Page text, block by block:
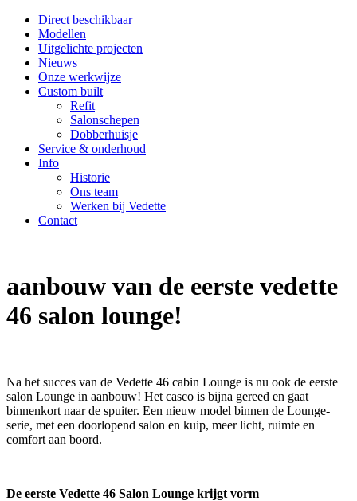
Direct beschikbaar
Modellen
Uitgelichte projecten
Nieuws
Onze werkwijze
Custom built
Refit
Salonschepen
Dobberhuisje
Service & onderhoud
Info
Historie
Ons team
Werken bij Vedette
Contact
aanbouw van de eerste vedette
46 salon lounge!
Na het succes van de Vedette 46 cabin Lounge is nu ook de eerste
salon Lounge in aanbouw! Het casco is bijna gereed en gaat
binnenkort naar de spuiter. Een nieuw model binnen de Lounge-
serie, met een doorlopend salon en kuip, meer licht, ruimte en
comfort aan boord.
De eerste Vedette 46 Salon Lounge krijgt vorm